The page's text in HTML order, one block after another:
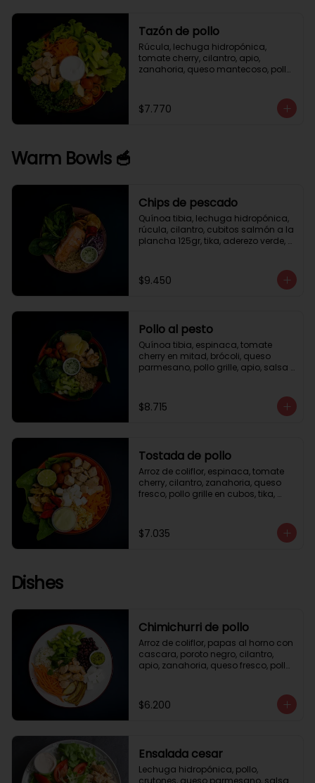
Tazón de pollo
Rúcula, lechuga hidropónica,
tomate cherry, cilantro, apio,
zanahoria, queso mantecoso, pollo
$7.770
Warm Bowls 🥣
Chips de pescado
Quínoa tibia, lechuga hidropónica,
rúcula, cilantro, cubitos salmón a la
plancha 125gr, tika, aderezo verde,
$9.450
Pollo al pesto
Quínoa tibia, espinaca, tomate
cherry en mitad, brócoli, queso
parmesano, pollo grille, apio, salsa
$8.715
Tostada de pollo
Arroz de coliflor, espinaca, tomate
cherry, cilantro, zanahoria, queso
fresco, pollo grille en cubos, tika,
$7.035
Dishes
Chimichurri de pollo
Arroz de coliflor, papas al horno con
cascara, poroto negro, cilantro,
apio, zanahoria, queso fresco, pollo
$6.200
Ensalada cesar
Lechuga hidropónica, pollo,
crutones, queso parmesano, salsa